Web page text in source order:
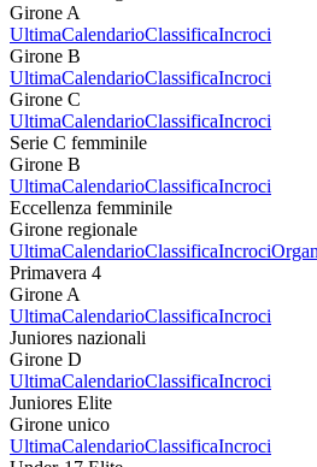
Girone A
UltimaCalendarioClassificaIncroci
Girone B
UltimaCalendarioClassificaIncroci
Girone C
UltimaCalendarioClassificaIncroci
Serie C femminile
Girone B
UltimaCalendarioClassificaIncroci
Eccellenza femminile
Girone regionale
UltimaCalendarioClassificaIncroci
Primavera 4
Girone A
UltimaCalendarioClassificaIncroci
Juniores nazionali
Girone D
UltimaCalendarioClassificaIncroci
Juniores Elite
Girone unico
UltimaCalendarioClassificaIncroci